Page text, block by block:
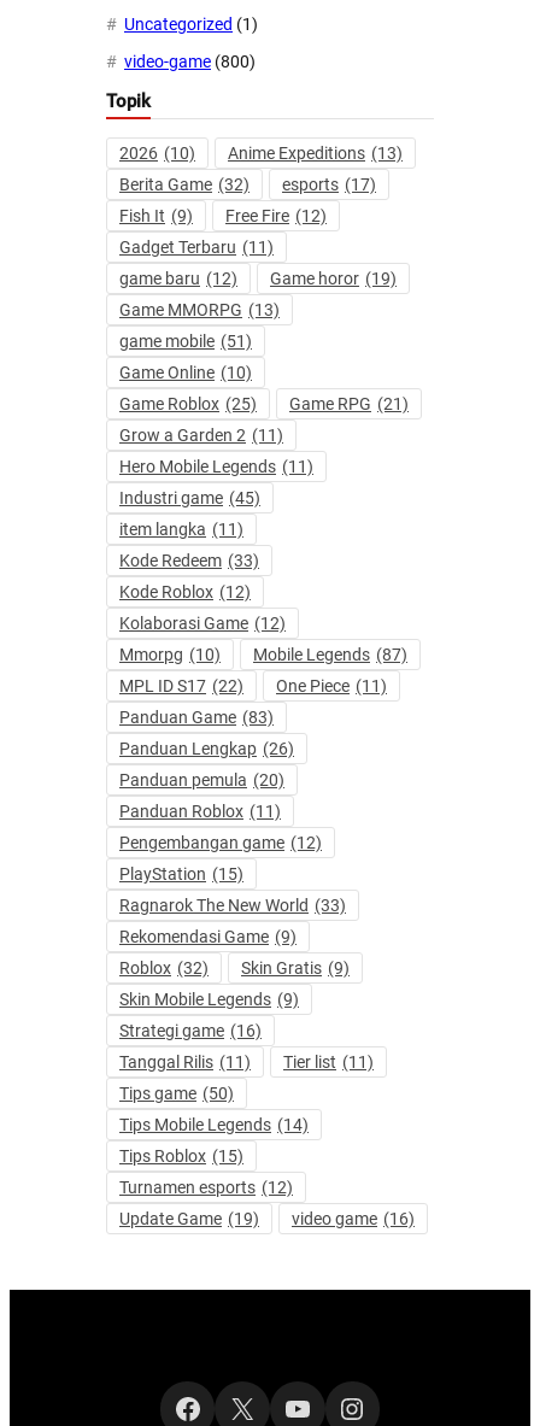
Uncategorized (1)
video-game (800)
Topik
2026 (10) Anime Expeditions (13)
Berita Game (32) esports (17)
Fish It (9) Free Fire (12)
Gadget Terbaru (11)
game baru (12) Game horor (19)
Game MMORPG (13)
game mobile (51)
Game Online (10)
Game Roblox (25) Game RPG (21)
Grow a Garden 2 (11)
Hero Mobile Legends (11)
Industri game (45)
item langka (11)
Kode Redeem (33)
Kode Roblox (12)
Kolaborasi Game (12)
Mmorpg (10) Mobile Legends (87)
MPL ID S17 (22) One Piece (11)
Panduan Game (83)
Panduan Lengkap (26)
Panduan pemula (20)
Panduan Roblox (11)
Pengembangan game (12)
PlayStation (15)
Ragnarok The New World (33)
Rekomendasi Game (9)
Roblox (32) Skin Gratis (9)
Skin Mobile Legends (9)
Strategi game (16)
Tanggal Rilis (11) Tier list (11)
Tips game (50)
Tips Mobile Legends (14)
Tips Roblox (15)
Turnamen esports (12)
Update Game (19) video game (16)
Facebook
X YouTubeInstagram